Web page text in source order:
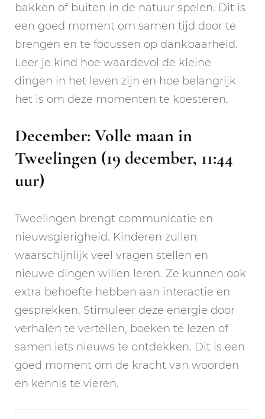
bakken of buiten in de natuur spelen. Dit is
een goed moment om samen tijd door te
brengen en te focussen op dankbaarheid.
Leer je kind hoe waardevol de kleine
dingen in het leven zijn en hoe belangrijk
het is om deze momenten te koesteren.
December: Volle maan in
Tweelingen (19 december, 11:44
uur)
Tweelingen brengt communicatie en
nieuwsgierigheid. Kinderen zullen
waarschijnlijk veel vragen stellen en
nieuwe dingen willen leren. Ze kunnen ook
extra behoefte hebben aan interactie en
gesprekken. Stimuleer deze energie door
verhalen te vertellen, boeken te lezen of
samen iets nieuws te ontdekken. Dit is een
goed moment om de kracht van woorden
en kennis te vieren.